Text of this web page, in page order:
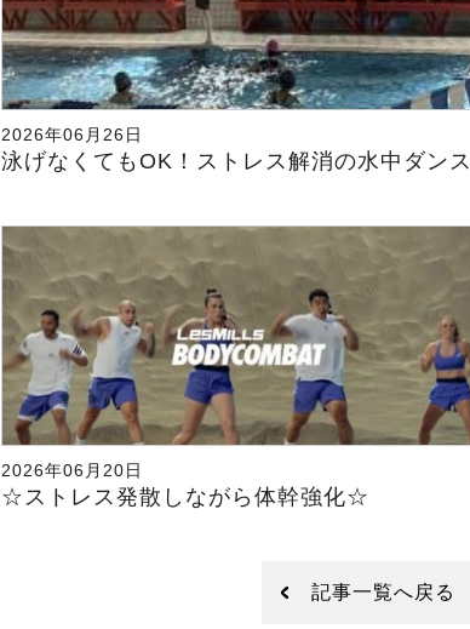
2026年06月26日
泳げなくてもOK！ストレス解消の水中ダンス
2026年06月20日
☆ストレス発散しながら体幹強化☆
記事一覧へ戻る